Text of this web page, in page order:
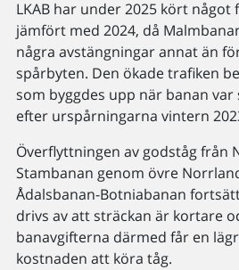
LKAB har under 2025 kört
jämfört med 2024, då
några avstängningar annat än
spårbyten. Den ökade trafiken
som byggdes upp när banan
efter urspårningarna vintern
Överflyttningen av godståg från
Stambanan genom övre
Ådalsbanan-Botniabanan
drivs av att sträckan är kortare
banavgifterna därmed får en
kostnaden att köra tåg.